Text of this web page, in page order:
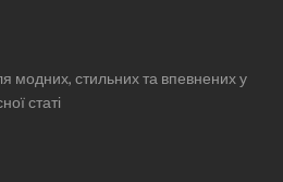
модних, стильних та впевнених у
статі